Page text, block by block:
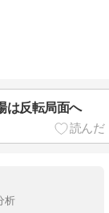
は反転局面へ
析